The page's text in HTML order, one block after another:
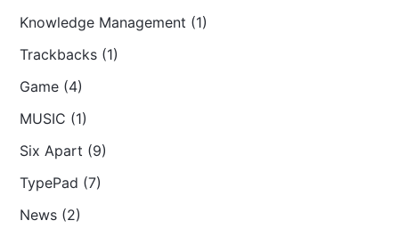
Knowledge Management (1)
Trackbacks (1)
Game (4)
MUSIC (1)
Six Apart (9)
TypePad (7)
News (2)